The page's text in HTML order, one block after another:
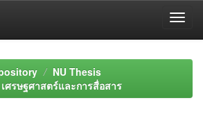
NU Thesis
ศรษฐศาสตร์และการสื่อสาร